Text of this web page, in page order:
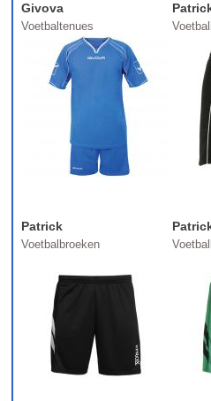
Givova
Voetbaltenues
Patrick
Voetbalbroeken